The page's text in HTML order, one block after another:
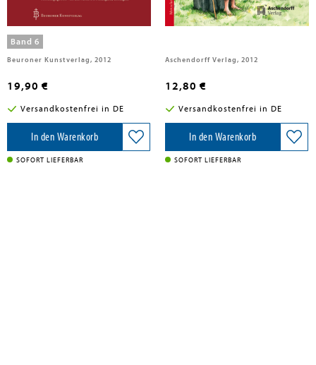
Band 6
Beuroner Kunstverlag, 2012
19,90 €
Versandkostenfrei in DE
In den Warenkorb
SOFORT LIEFERBAR
Hildegard von Bingen
Aschendorff Verlag, 2012
12,80 €
Versandkostenfrei in DE
In den Warenkorb
SOFORT LIEFERBAR